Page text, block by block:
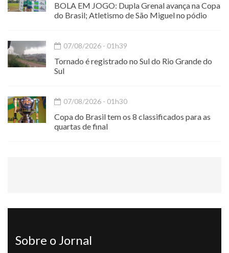
BOLA EM JOGO: Dupla Grenal avança na Copa
do Brasil; Atletismo de São Miguel no pódio
07/08/2026 - 01h39
Tornado é registrado no Sul do Rio Grande do
Sul
07/08/2026 - 01h30
Copa do Brasil tem os 8 classificados para as
quartas de final
Sobre o Jornal